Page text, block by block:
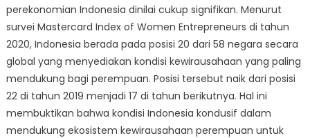
perekonomian Indonesia dinilai cukup signifikan. Menurut
survei Mastercard Index of Women Entrepreneurs di tahun
2020, Indonesia berada pada posisi 20 dari 58 negara secara
global yang menyediakan kondisi kewirausahaan yang paling
mendukung bagi perempuan. Posisi tersebut naik dari posisi
22 di tahun 2019 menjadi 17 di tahun berikutnya. Hal ini
membuktikan bahwa kondisi Indonesia kondusif dalam
mendukung ekosistem kewirausahaan perempuan untuk